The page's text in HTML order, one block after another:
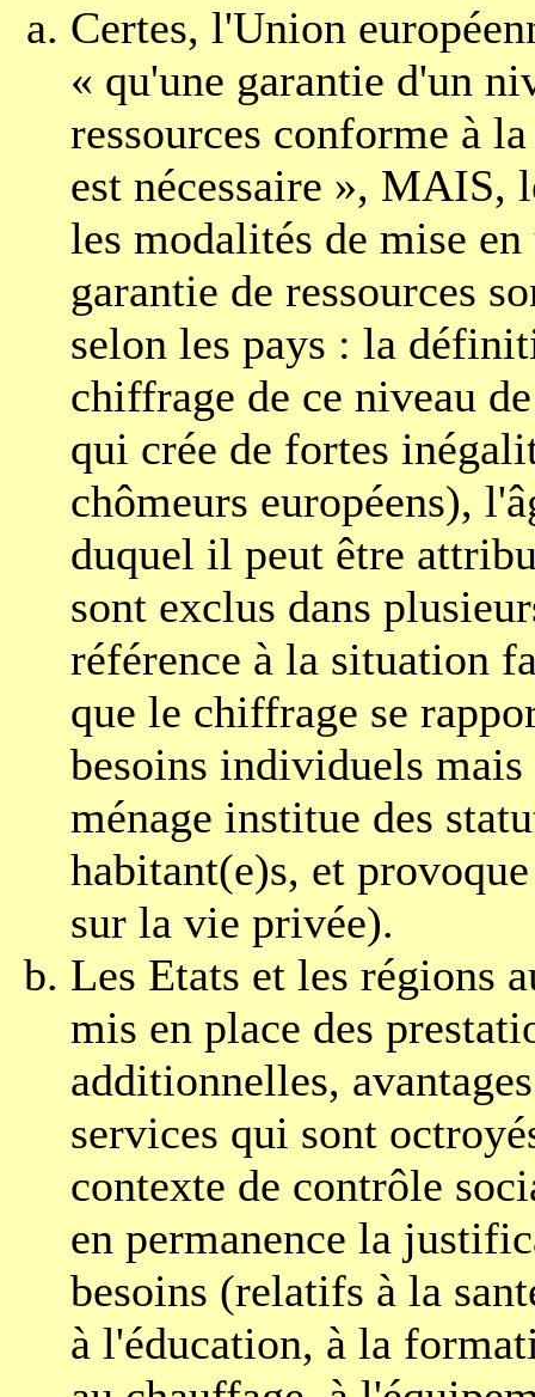
Certes, l'Union
« qu'une garantie d'un
ressources conforme à
est nécessaire », MAIS,
les modalités de mise
garantie de ressources
selon les pays : la
chiffrage de ce niveau
qui crée de fortes
chômeurs européens),
duquel il peut être
sont exclus dans
référence à la situation
que le chiffrage se
besoins individuels mais
ménage institue des
habitant(e)s, et
sur la vie privée).
Les Etats et les régions
mis en place des
additionnelles,
services qui sont
contexte de contrôle
en permanence la
besoins (relatifs à la
à l'éducation, à la